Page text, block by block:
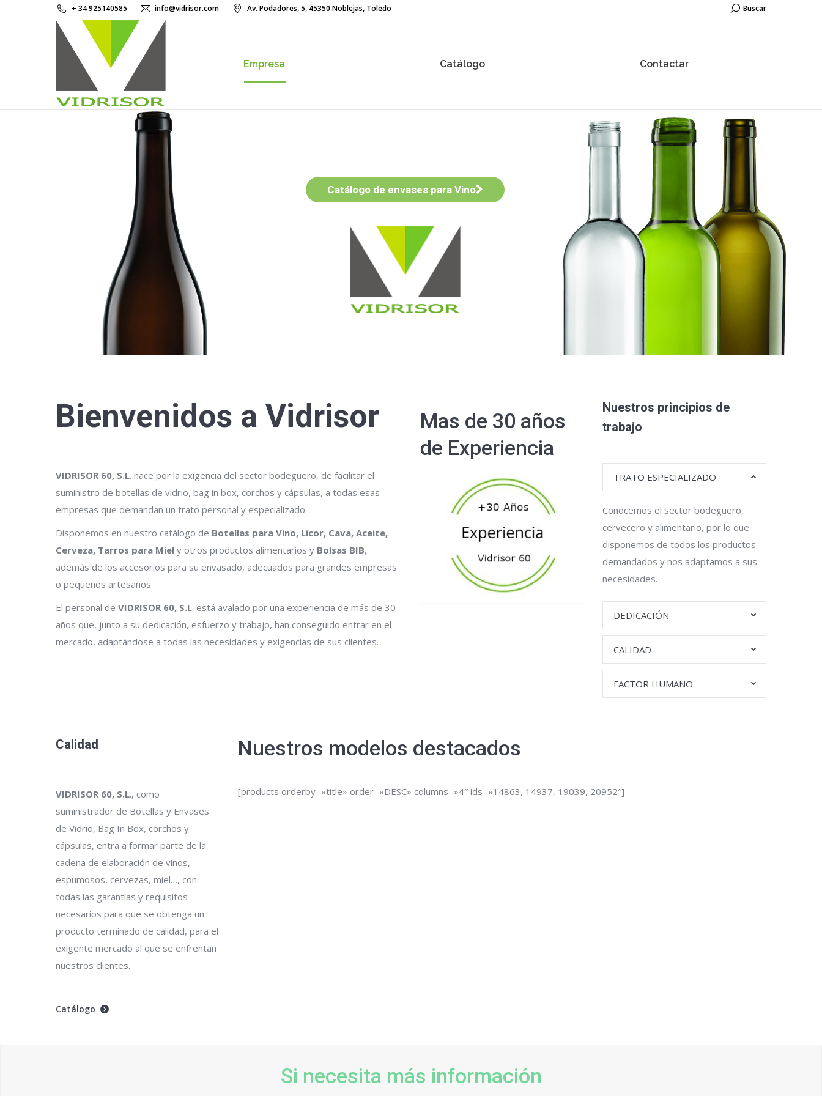
+ 34 925140585 info@vidrisor.com Av. Podadores, 5, 45350 Noblejas, Toledo Buscar:Buscar
Empresa Catálogo Contactar
Catálogo de envases para Vino
Bienvenidos a Vidrisor
VIDRISOR 60, S.L. nace por la exigencia del sector bodeguero, de facilitar el
suministro de botellas de vidrio, bag in box, corchos y cápsulas, a todas esas
empresas que demandan un trato personal y especializado.
Disponemos en nuestro catálogo de Botellas para Vino, Licor, Cava, Aceite,
Cerveza, Tarros para Miel y otros productos alimentarios y Bolsas BIB,
además de los accesorios para su envasado, adecuados para grandes empresas
o pequeños artesanos.
El personal de VIDRISOR 60, S.L. está avalado por una experiencia de más de 30
años que, junto a su dedicación, esfuerzo y trabajo, han conseguido entrar en el
mercado, adaptándose a todas las necesidades y exigencias de sus clientes.
Mas de 30 años
de Experiencia
Nuestros principios de
trabajo
TRATO ESPECIALIZADO
Conocemos el sector bodeguero,
cervecero y alimentario, por lo que
disponemos de todos los productos
demandados y nos adaptamos a sus
necesidades.
DEDICACIÓN
CALIDAD
FACTOR HUMANO
Calidad
VIDRISOR 60, S.L., como
suministrador de Botellas y Envases
de Vidrio, Bag In Box, corchos y
cápsulas, entra a formar parte de la
cadena de elaboración de vinos,
espumosos, cervezas, miel…, con
todas las garantías y requisitos
necesarios para que se obtenga un
producto terminado de calidad, para el
exigente mercado al que se enfrentan
nuestros clientes.
Catálogo
Nuestros modelos destacados
[products orderby=»title» order=»DESC» columns=»4″ ids=»14863, 14937, 19039, 20952″]
Si necesita más información